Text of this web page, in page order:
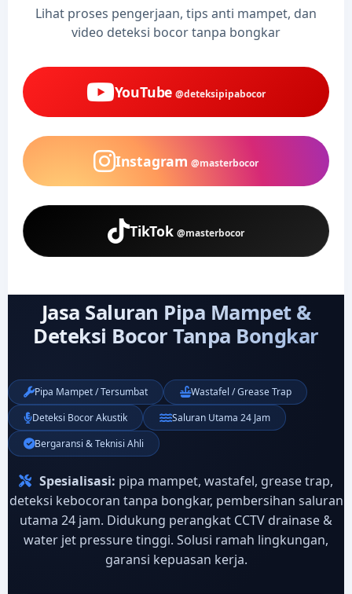
Lihat proses pengerjaan, tips anti mampet, dan
video deteksi bocor tanpa bongkar
YouTube @deteksipipabocor
Instagram @masterbocor
TikTok @masterbocor
Jasa Saluran Pipa Mampet &
Deteksi Bocor Tanpa Bongkar
Pipa Mampet / Tersumbat
Wastafel / Grease Trap
Deteksi Bocor Akustik
Saluran Utama 24 Jam
Bergaransi & Teknisi Ahli
Spesialisasi: pipa mampet, wastafel, grease trap,
deteksi kebocoran tanpa bongkar, pembersihan saluran
utama 24 jam. Didukung perangkat CCTV drainase &
water jet pressure tinggi. Solusi ramah lingkungan,
garansi kepuasan kerja.